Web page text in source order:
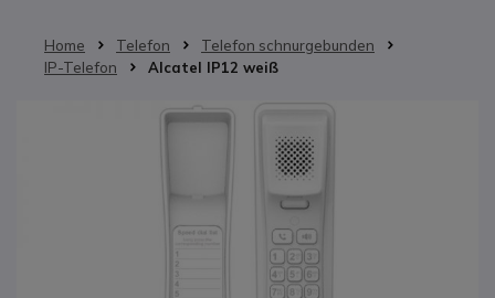
Home Telefon
Telefon schnurgebunden
IP-Telefon
Alcatel IP12 weiß
Zum Ende der Bildgalerie springen